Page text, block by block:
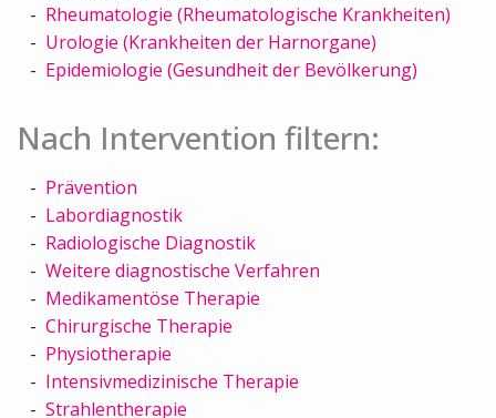
Rheumatologie (Rheumatologische Krankheiten)
Urologie (Krankheiten der Harnorgane)
Epidemiologie (Gesundheit der Bevölkerung)
Nach Intervention filtern:
Prävention
Labordiagnostik
Radiologische Diagnostik
Weitere diagnostische Verfahren
Medikamentöse Therapie
Chirurgische Therapie
Physiotherapie
Intensivmedizinische Therapie
Strahlentherapie